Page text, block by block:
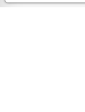
fabriqués à